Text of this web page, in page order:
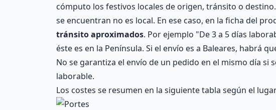
cómputo los festivos locales de origen, tránsito o
se encuentran no es local. En ese caso, en la ficha del
tránsito aproximados. Por ejemplo "De 3 a 5 días
éste es en la Península. Si el envío es a Baleares, habrá
No se garantiza el envío de un pedido en el mismo día si
laborable.
Los costes se resumen en la siguiente tabla según el